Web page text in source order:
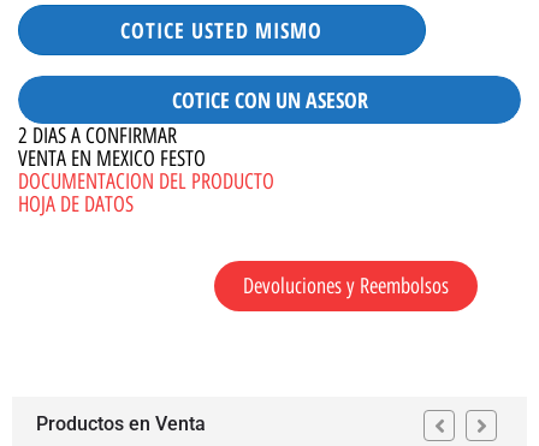
COTICE USTED MISMO
COTICE CON UN ASESOR
2 DIAS A CONFIRMAR
VENTA EN MEXICO FESTO
DOCUMENTACION DEL PRODUCTO
HOJA DE DATOS
Devoluciones y Reembolsos
Productos en Venta